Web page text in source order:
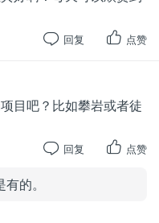
所赐，一直沿用之
回复 点赞
目吧？比如攀岩或者徒
回复 点赞
的。